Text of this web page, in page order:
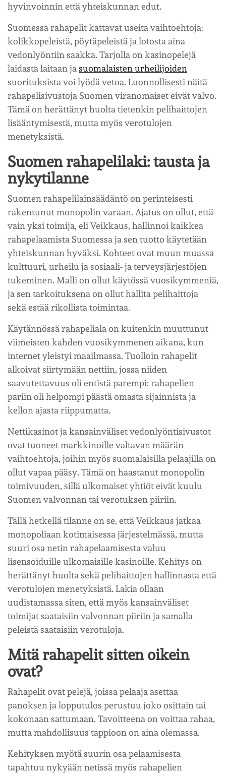
hyvinvoinnin että yhteiskunnan edut.
Suomessa rahapelit kattavat useita vaihtoehtoja:
kolikkopeleistä, pöytäpeleistä ja lotosta aina
vedonlyöntiin saakka. Tarjolla on kasinopelejä
laidasta laitaan ja suomalaisten urheilijoiden
suorituksista voi lyödä vetoa. Luonnollisesti näitä
rahapelisivustoja Suomen viranomaiset eivät valvo.
Tämä on herättänyt huolta tietenkin pelihaittojen
lisääntymisestä, mutta myös verotulojen
menetyksistä.
Suomen rahapelilaki: tausta ja
nykytilanne
Suomen rahapelilainsäädäntö on perinteisesti
rakentunut monopolin varaan. Ajatus on ollut, että
vain yksi toimija, eli Veikkaus, hallinnoi kaikkea
rahapelaamista Suomessa ja sen tuotto käytetään
yhteiskunnan hyväksi. Kohteet ovat muun muassa
kulttuuri, urheilu ja sosiaali- ja terveysjärjestöjen
tukeminen. Malli on ollut käytössä vuosikymmeniä,
ja sen tarkoituksena on ollut hallita pelihaittoja
sekä estää rikollista toimintaa.
Käytännössä rahapeliala on kuitenkin muuttunut
viimeisten kahden vuosikymmenen aikana, kun
internet yleistyi maailmassa. Tuolloin rahapelit
alkoivat siirtymään nettiin, jossa niiden
saavutettavuus oli entistä parempi: rahapelien
pariin oli helpompi päästä omasta sijainnista ja
kellon ajasta riippumatta.
Nettikasinot ja kansainväliset vedonlyöntisivustot
ovat tuoneet markkinoille valtavan määrän
vaihtoehtoja, joihin myös suomalaisilla pelaajilla on
ollut vapaa pääsy. Tämä on haastanut monopolin
toimivuuden, sillä ulkomaiset yhtiöt eivät kuulu
Suomen valvonnan tai verotuksen piiriin.
Tällä hetkellä tilanne on se, että Veikkaus jatkaa
monopoliaan kotimaisessa järjestelmässä, mutta
suuri osa netin rahapelaamisesta valuu
lisensoiduille ulkomaisille kasinoille. Kehitys on
herättänyt huolta sekä pelihaittojen hallinnasta että
verotulojen menetyksistä. Lakia ollaan
uudistamassa siten, että myös kansainväliset
toimijat saataisiin valvonnan piiriin ja samalla
peleistä saataisiin verotuloja.
Mitä rahapelit sitten oikein
ovat?
Rahapelit ovat pelejä, joissa pelaaja asettaa
panoksen ja lopputulos perustuu joko osittain tai
kokonaan sattumaan. Tavoitteena on voittaa rahaa,
mutta mahdollisuus tappioon on aina olemassa.
Kehityksen myötä suurin osa pelaamisesta
tapahtuu nykyään netissä myös rahapelien